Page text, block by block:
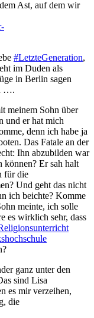
Ast, auf dem wir
#LetzteGeneration,
im Duden als
in Berlin sagen
….
meinem Sohn über
und er hat mich
denn ich habe ja
Das Fatale an der
Ihn abzubilden war
können? Er sah halt
für die
Und geht das nicht
ich beichte? Komme
meinte, ich solle
es wirklich sehr, dass
ganz unter den
sind Lisa
es mir verzeihen,
die